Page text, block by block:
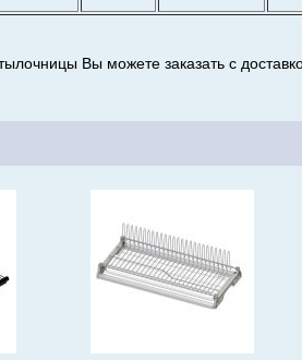
Вы можете заказать с